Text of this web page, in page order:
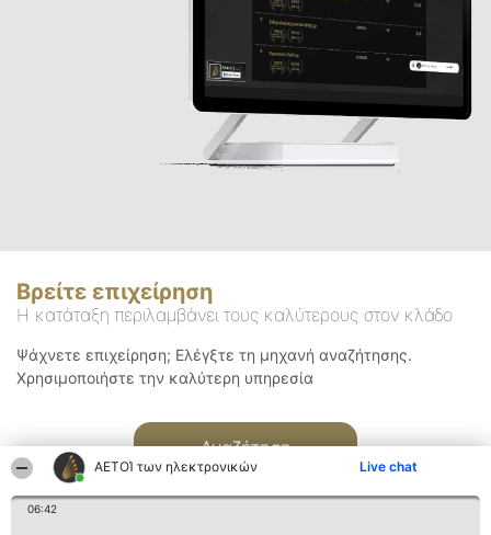
ΑΕΤΟΊ των ηλεκτρονικών Live chat
06:42
Βρείτε επιχείρηση
Η κατάταξη περιλαμβάνει τους καλύτερους στον κλάδο
Ψάχνετε επιχείρηση; Ελέγξτε τη μηχανή αναζήτησης.
Χρησιμοποιήστε την καλύτερη υπηρεσία
Αναζήτηση